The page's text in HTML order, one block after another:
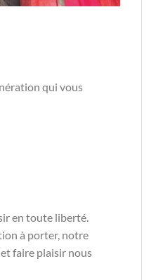
qui vous
en toute liberté.
à porter, notre
faire plaisir nous